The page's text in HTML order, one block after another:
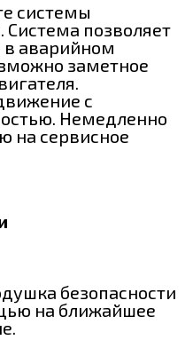
системы
Система позволяет
аварийном
заметное
с
Немедленно
на сервисное
безопасности
на ближайшее